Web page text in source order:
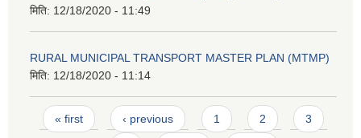
मिति: 12/18/2020 - 11:49
RURAL MUNICIPAL TRANSPORT MASTER PLAN (MTMP)
मिति: 12/18/2020 - 11:14
Pages
« first ‹ previous 1 2 3